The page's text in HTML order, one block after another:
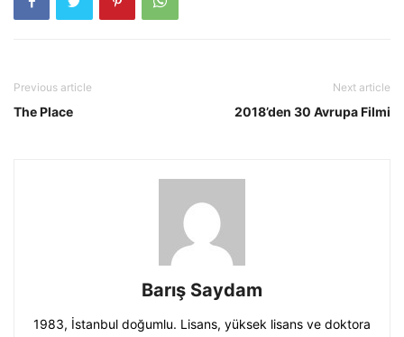
Previous article
The Place
Next article
2018’den 30 Avrupa Filmi
Barış Saydam
1983, İstanbul doğumlu. Lisans, yüksek lisans ve doktora